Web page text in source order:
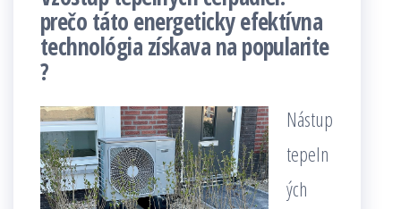
prečo táto energeticky efektívna
technológia získava na popularite
?
Nástup
tepeln
ých